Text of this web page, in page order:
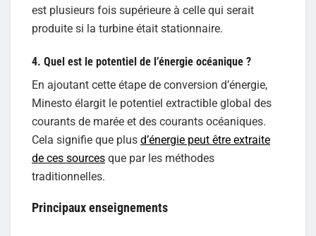
est plusieurs fois supérieure à celle qui serait
produite si la turbine était stationnaire.
4. Quel est le potentiel de l’énergie océanique ?
En ajoutant cette étape de conversion d’énergie,
Minesto élargit le potentiel extractible global des
courants de marée et des courants océaniques.
Cela signifie que plus d’énergie peut être extraite
de ces sources que par les méthodes
traditionnelles.
Principaux enseignements